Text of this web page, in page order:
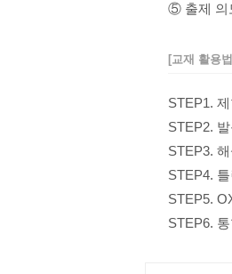
⑤ 출제 의
[교재 활용
STEP1.
STEP2.
STEP3.
STEP4.
STEP5.
STEP6.